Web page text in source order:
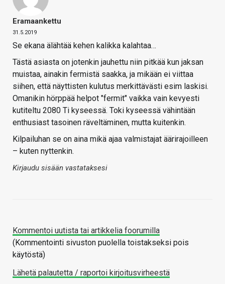
Eramaankettu
31.5.2019
Se ekana älähtää kehen kalikka kalahtaa…
Tästä asiasta on jotenkin jauhettu niin pitkää kun jaksan
muistaa, ainakin fermistä saakka, ja mikään ei viittaa
siihen, että näyttisten kulutus merkittävästi esim laskisi.
Omanikin hörppää helpot "fermit" vaikka vain kevyesti
kutiteltu 2080 Ti kyseessä. Toki kyseessä vähintään
enthusiast tasoinen räveltäminen, mutta kuitenkin.
Kilpailuhan se on aina mikä ajaa valmistajat äärirajoilleen
– kuten nyttenkin.
Kirjaudu sisään vastataksesi
Kommentoi uutista tai artikkelia foorumilla
(Kommentointi sivuston puolella toistakseksi pois
käytöstä)
Lähetä palautetta / raportoi kirjoitusvirheestä